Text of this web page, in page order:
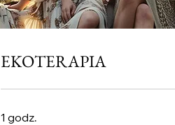
EKOTERAPIA
1 godz.